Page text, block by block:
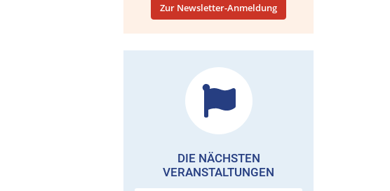
Zur Newsletter-Anmeldung
DIE NÄCHSTEN
VERANSTALTUNGEN